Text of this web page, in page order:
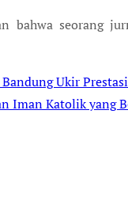
bahwa seorang
Ukir
Iman Katolik yang